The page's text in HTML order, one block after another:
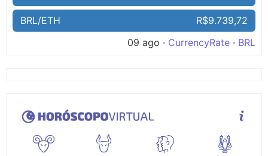
BRL/ETH
R$9.739,72
09 ago · CurrencyRate · BRL